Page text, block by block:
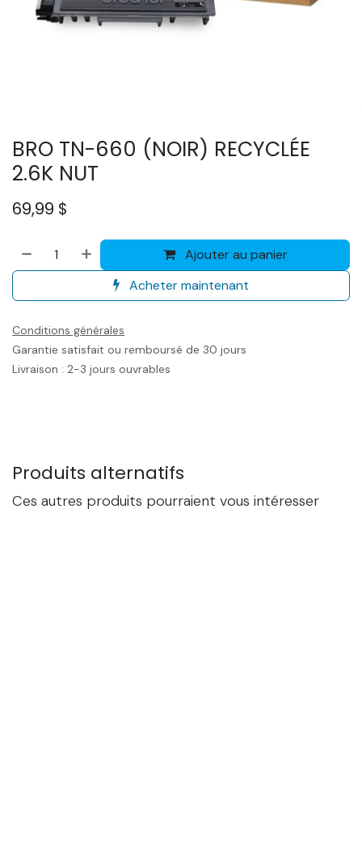
BRO TN-660 (NOIR) RECYCLÉE
2.6K NUT
69,99 $
Ajouter au panier
Acheter maintenant
Conditions générales
Garantie satisfait ou remboursé de 30 jours
Livraison : 2-3 jours ouvrables
Produits alternatifs
Ces autres produits pourraient vous intéresser